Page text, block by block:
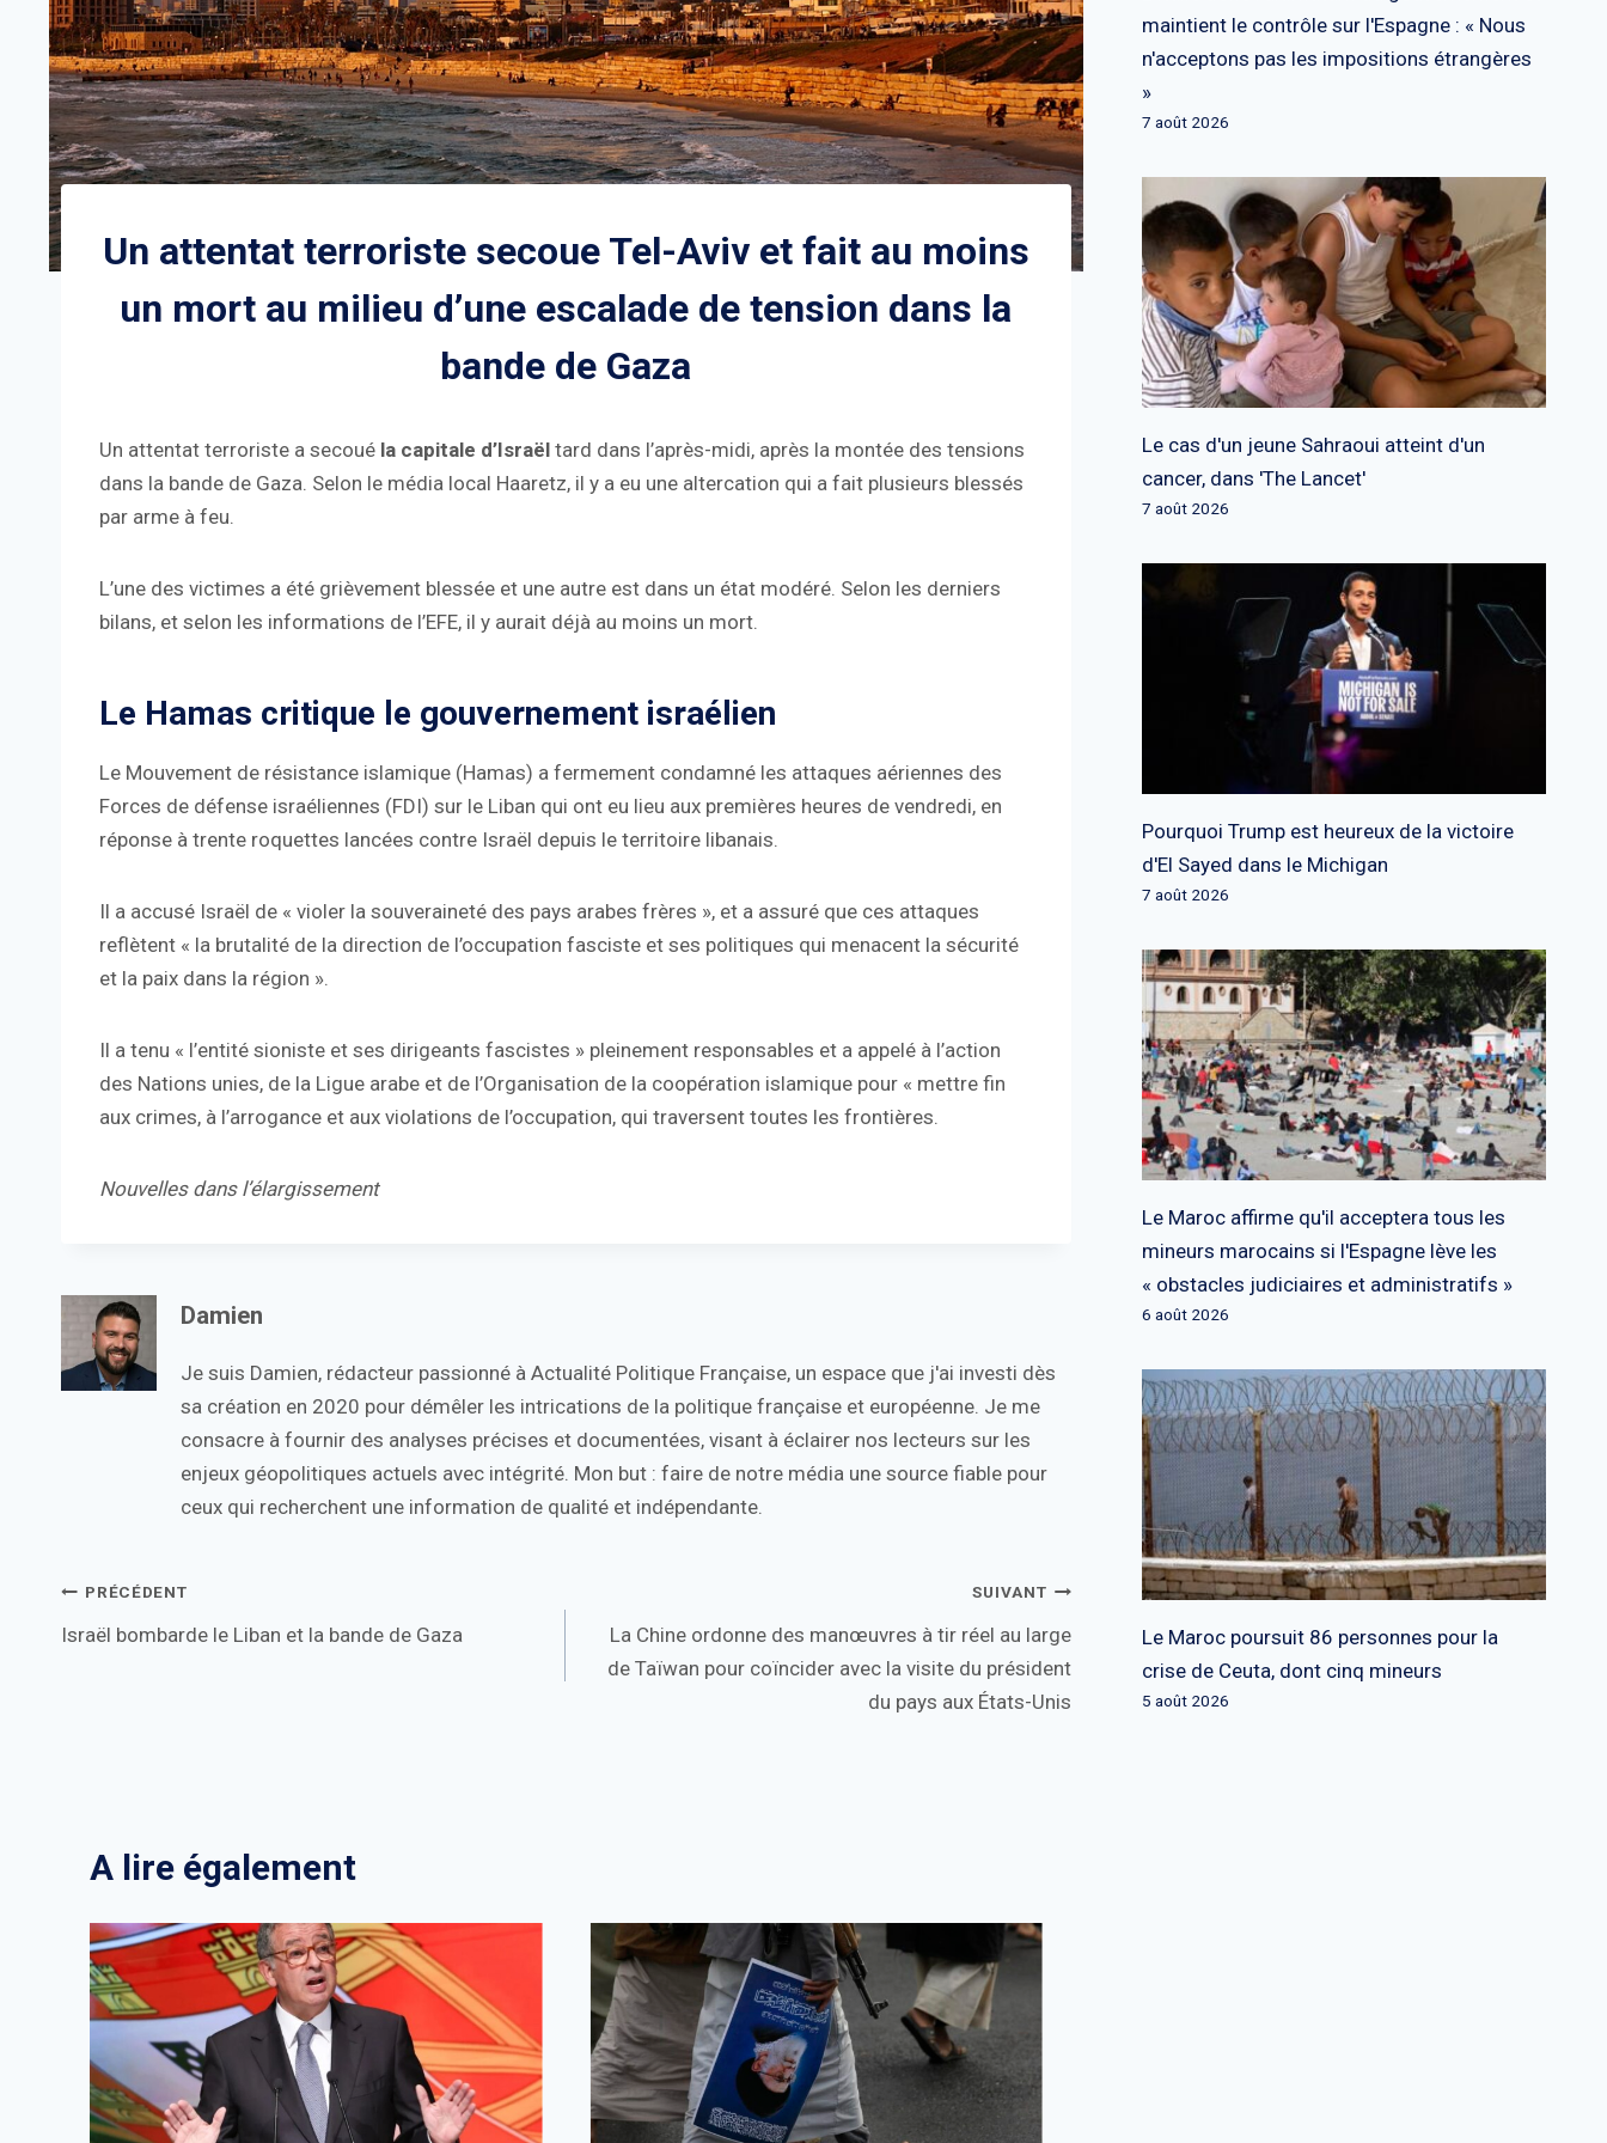
Un attentat terroriste secoue Tel-Aviv et fait au moins
un mort au milieu d’une escalade de tension dans la
bande de Gaza
Un attentat terroriste a secoué la capitale d’Israël tard dans l’après-midi, après la montée des tensions
dans la bande de Gaza. Selon le média local Haaretz, il y a eu une altercation qui a fait plusieurs blessés
par arme à feu.
L’une des victimes a été grièvement blessée et une autre est dans un état modéré. Selon les derniers
bilans, et selon les informations de l’EFE, il y aurait déjà au moins un mort.
Le Hamas critique le gouvernement israélien
Le Mouvement de résistance islamique (Hamas) a fermement condamné les attaques aériennes des
Forces de défense israéliennes (FDI) sur le Liban qui ont eu lieu aux premières heures de vendredi, en
réponse à trente roquettes lancées contre Israël depuis le territoire libanais.
Il a accusé Israël de « violer la souveraineté des pays arabes frères », et a assuré que ces attaques
reflètent « la brutalité de la direction de l’occupation fasciste et ses politiques qui menacent la sécurité
et la paix dans la région ».
Il a tenu « l’entité sioniste et ses dirigeants fascistes » pleinement responsables et a appelé à l’action
des Nations unies, de la Ligue arabe et de l’Organisation de la coopération islamique pour « mettre fin
aux crimes, à l’arrogance et aux violations de l’occupation, qui traversent toutes les frontières.
Nouvelles dans l’élargissement
Damien
Je suis Damien, rédacteur passionné à Actualité Politique Française, un espace que j'ai investi dès
sa création en 2020 pour démêler les intrications de la politique française et européenne. Je me
consacre à fournir des analyses précises et documentées, visant à éclairer nos lecteurs sur les
enjeux géopolitiques actuels avec intégrité. Mon but : faire de notre média une source fiable pour
ceux qui recherchent une information de qualité et indépendante.
Navigation
de
PRÉCÉDENT
Israël bombarde le Liban et la bande de Gaza
SUIVANT
La Chine ordonne des manœuvres à tir réel au large
de Taïwan pour coïncider avec la visite du président
du pays aux États-Unis
A lire également
maintient le contrôle sur l'Espagne : « Nous
n'acceptons pas les impositions étrangères
»
7 août 2026
Le cas d'un jeune Sahraoui atteint d'un
cancer, dans 'The Lancet'
7 août 2026
Pourquoi Trump est heureux de la victoire
d'El Sayed dans le Michigan
7 août 2026
Le Maroc affirme qu'il acceptera tous les
mineurs marocains si l'Espagne lève les
« obstacles judiciaires et administratifs »
6 août 2026
Le Maroc poursuit 86 personnes pour la
crise de Ceuta, dont cinq mineurs
5 août 2026